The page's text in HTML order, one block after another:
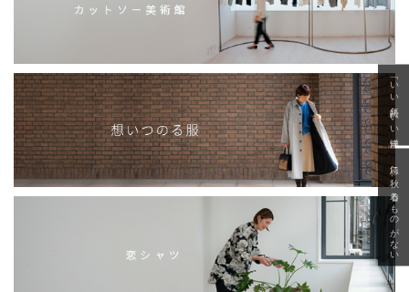
「いい年齢 いい洋服」
急に秋、着るものがない